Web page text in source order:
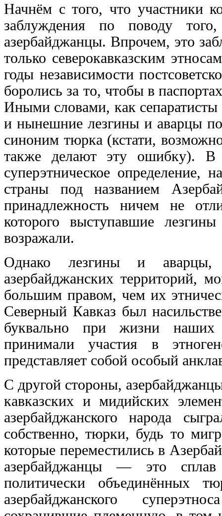
Начнём с того, что участники
заблуждения по поводу
азербайджанцы. Впрочем, это
только северокавказским
годы независимости
боролись за то, чтобы в
Иными словами, как
и нынешние лезгины и аварцы
синоним тюрка (кстати,
также делают эту ошибку). В
суперэтническое определение,
страны под названием
принадлежность ничем не
которого выступавшие
возражали.
Однако лезгины и аварцы,
азербайджанских территорий,
большим правом, чем их
Северный Кавказ был
буквально при жизни наших
принимали участия в
представляет собой особый
С другой стороны,
кавказских и мидийских
азербайджанского народа
собственно, тюрки, будь то
которые переместились в
азербайджанцы — это
политически объединённых
азербайджанского